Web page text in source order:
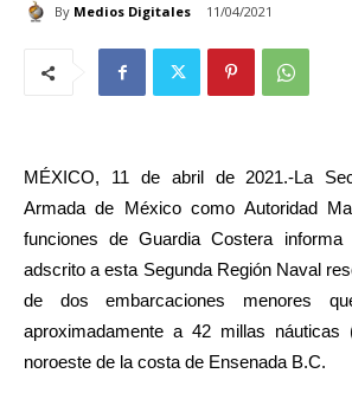
By Medios Digitales 11/04/2021
MÉXICO, 11 de abril de 2021.-La
Armada de México como Autoridad
funciones de Guardia Costera informa
adscrito a esta Segunda Región Naval
de dos embarcaciones menores
aproximadamente a 42 millas náuticas
noroeste de la costa de Ensenada B.C.